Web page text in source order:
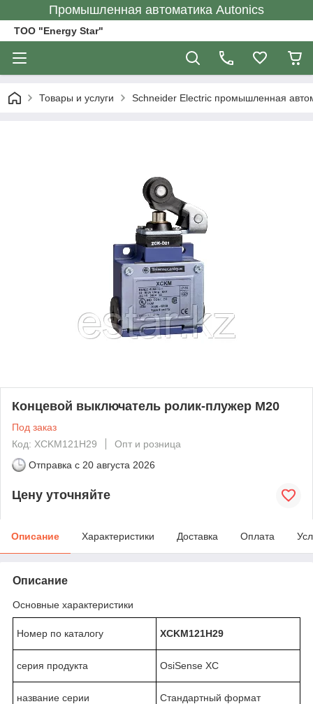
Промышленная автоматика Autonics
ТОО "Energy Star"
Товары и услуги Schneider Electric промышленная
Концевой выключатель ролик-плужер М20
Под заказ
Код: XCKM121H29
Опт и розница
Отправка с 20 августа 2026
Цену уточняйте
Описание Характеристики Доставка Оплата
Описание
Основные характеристики
Номер по каталогу XCKM121H29
серия продукта OsiSense XC
название серии Стандартный формат